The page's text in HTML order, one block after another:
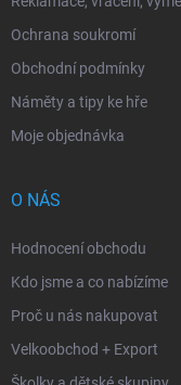
Ochrana soukromí
Obchodní podmínky
Náměty a tipy ke hře
Moje objednávka
O NÁS
Hodnocení obchodu
Kdo jsme a co nabízíme
Proč u nás nakupovat
Velkoobchod + Export